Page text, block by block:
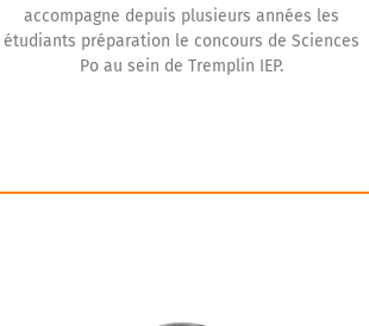
accompagne depuis plusieurs années les
étudiants préparation le concours de Sciences
Po au sein de Tremplin IEP.